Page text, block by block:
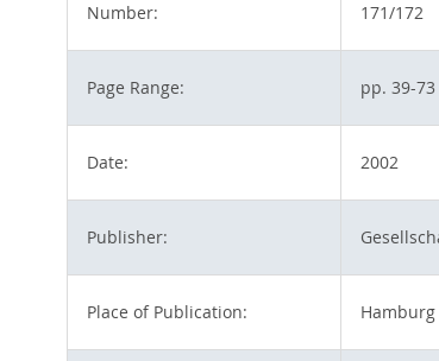
Number: 171/172
Page Range: pp. 39-73
Date: 2002
Publisher:
Place of Publication: Hamburg